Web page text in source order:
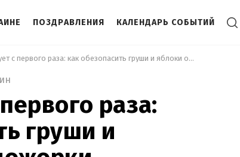
ПОЗДРАВЛЕНИЯ КАЛЕНДАРЬ СОБЫТИЙ
Подействует с первого раза: как обезопасить груши и яблоки от плодожорки
раза:
груши и